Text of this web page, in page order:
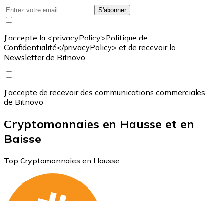
S'abonner
J'accepte la <privacyPolicy>Politique de
Confidentialité</privacyPolicy> et de recevoir la
Newsletter de Bitnovo
J'accepte de recevoir des communications commerciales
de Bitnovo
Cryptomonnaies en Hausse et en
Baisse
Top Cryptomonnaies en Hausse